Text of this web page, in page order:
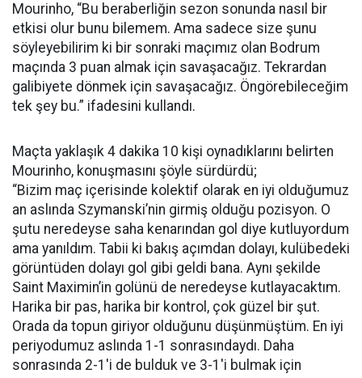
Mourinho, “Bu beraberliğin sezon sonunda nasıl bir
etkisi olur bunu bilemem. Ama sadece size şunu
söyleyebilirim ki bir sonraki maçımız olan Bodrum
maçında 3 puan almak için savaşacağız. Tekrardan
galibiyete dönmek için savaşacağız. Öngörebileceğim
tek şey bu.” ifadesini kullandı.
Maçta yaklaşık 4 dakika 10 kişi oynadıklarını belirten
Mourinho, konuşmasını şöyle sürdürdü;
“Bizim maç içerisinde kolektif olarak en iyi olduğumuz
an aslında Szymanski’nin girmiş olduğu pozisyon. O
şutu neredeyse saha kenarından gol diye kutluyordum
ama yanıldım. Tabii ki bakış açımdan dolayı, kulübedeki
görüntüden dolayı gol gibi geldi bana. Aynı şekilde
Saint Maximin’in golünü de neredeyse kutlayacaktım.
Harika bir pas, harika bir kontrol, çok güzel bir şut.
Orada da topun giriyor olduğunu düşünmüştüm. En iyi
periyodumuz aslında 1-1 sonrasındaydı. Daha
sonrasında 2-1'i de bulduk ve 3-1'i bulmak için